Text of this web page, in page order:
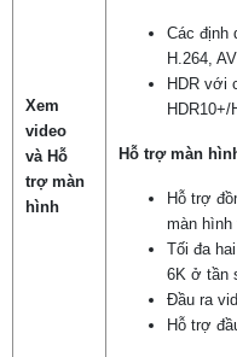
Xem
video
và Hỗ
trợ màn
hình
Các định
H.264,
HDR với
HDR10+/
Hỗ trợ màn
Hỗ trợ
màn
Tối đa
6K ở tần
Đầu ra
Hỗ trợ